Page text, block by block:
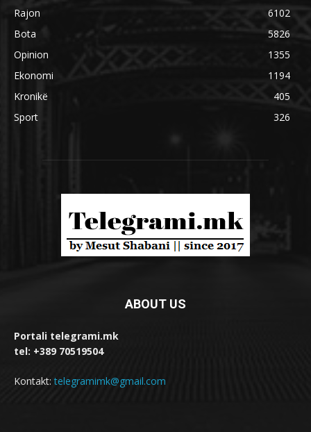
Rajon
6102
Bota
5826
Opinion
1355
Ekonomi
1194
Kronikë
405
Sport
326
ABOUT US
Portali telegrami.mk
tel: +389 70519504
Kontakt:telegramimk@gmail.com